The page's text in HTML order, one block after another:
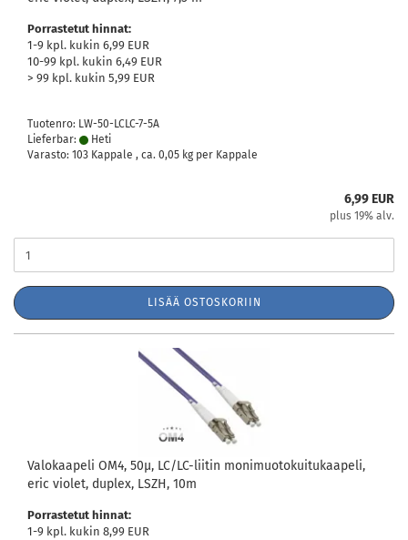
Porrastetut hinnat:
1-9 kpl. kukin 6,99 EUR
10-99 kpl. kukin 6,49 EUR
> 99 kpl. kukin 5,99 EUR
Tuotenro: LW-50-LCLC-7-5A
Lieferbar:
Heti
Varasto: 103 Kappale , ca. 0,05 kg per Kappale
6,99 EUR
plus 19% alv.
LISÄÄ OSTOSKORIIN
Valokaapeli OM4, 50µ, LC/LC-liitin monimuotokuitukaapeli,
eric violet, duplex, LSZH, 10m
Porrastetut hinnat:
1-9 kpl. kukin 8,99 EUR